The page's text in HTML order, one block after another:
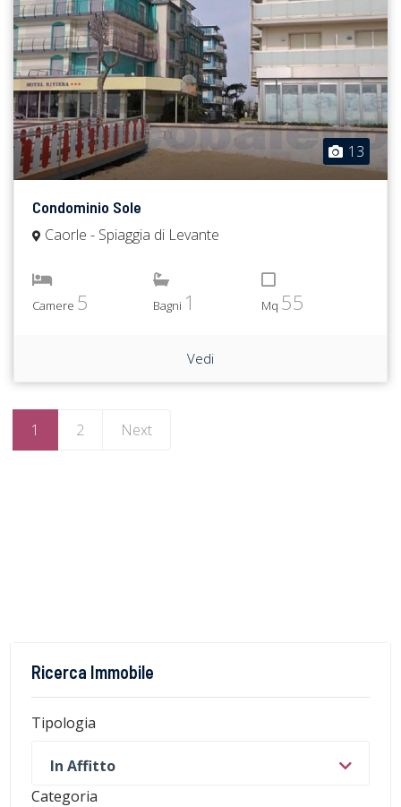
13
Condominio Sole
Caorle - Spiaggia di Levante
Camere 5 Bagni 1 Mq 55
Vedi
1 2 Next
Ricerca Immobile
Tipologia
In Affitto
Categoria